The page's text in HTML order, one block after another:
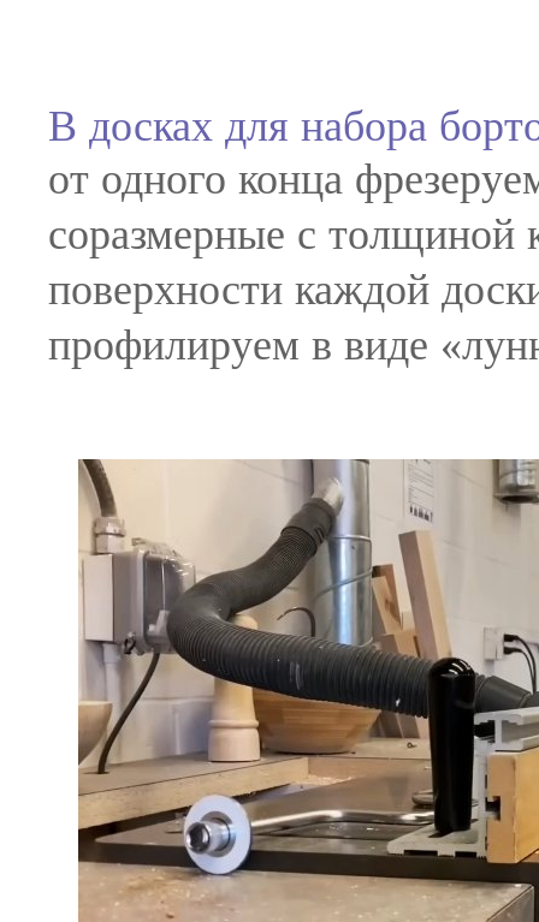
В досках для набора
от одного конца
соразмерные с толщиной
поверхности каждой
профилируем в виде